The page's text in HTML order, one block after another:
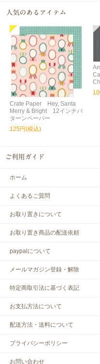
Crate Paper Hey, Santa
Merry & Bright 12インチパ
ターンペーパー
125円(税込)
ホーム
よくあるご質問
お取り置きについて
お取り置き商品の配送依頼
paypalについて
メールマガジン登録・解除
特定商取引法に基づく表記
お支払方法について
配送方法・送料について
プライバシーポリシー
お問い合わせ